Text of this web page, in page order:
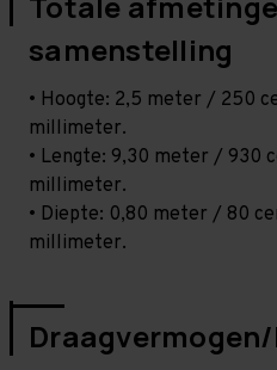
samenstelling
• Hoogte: 2,5 meter / 250
millimeter.
• Lengte: 9,30 meter / 930
millimeter.
• Diepte: 0,80 meter / 80
millimeter.